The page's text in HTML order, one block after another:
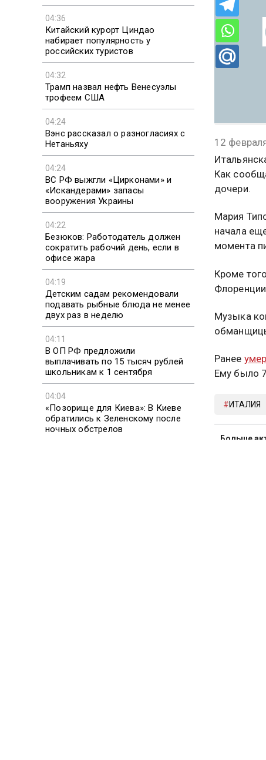
04:36
Китайский курорт Циндао
набирает популярность у
российских туристов
04:32
Трамп назвал нефть Венесуэлы
трофеем США
04:24
Вэнс рассказал о разногласиях с
Нетаньяху
04:24
ВС РФ выжгли «Цирконами» и
«Искандерами» запасы
вооружения Украины
04:22
Безюков: Работодатель должен
сократить рабочий день, если в
офисе жара
04:19
Детским садам рекомендовали
подавать рыбные блюда не менее
двух раз в неделю
04:11
В ОП РФ предложили
выплачивать по 15 тысяч рублей
школьникам к 1 сентября
04:04
«Позорище для Киева»: В Киеве
обратились к Зеленскому после
ночных обстрелов
12
Как
дочери.
Мария
начала
момента
Кроме
Музыка
Ранее умер
Ему было
ИТАЛИЯ
Больше